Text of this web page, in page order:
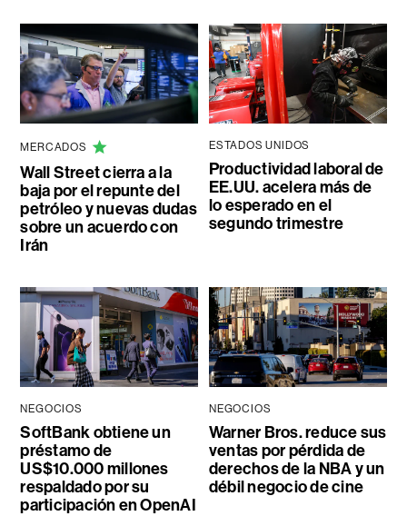
MERCADOS
Wall Street cierra a la
baja por el repunte del
petróleo y nuevas dudas
sobre un acuerdo con
Irán
ESTADOS UNIDOS
Productividad laboral de
EE.UU. acelera más de
lo esperado en el
segundo trimestre
NEGOCIOS
SoftBank obtiene un
préstamo de
US$10.000 millones
respaldado por su
participación en OpenAI
NEGOCIOS
Warner Bros. reduce sus
ventas por pérdida de
derechos de la NBA y un
débil negocio de cine